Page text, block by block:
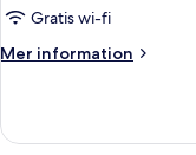
Gratis wi-fi
Mer information
Mer
Double